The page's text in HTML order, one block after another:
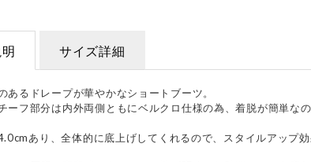
サイズ詳細
あるドレープが華やかなショートブーツ。
ーフ部分は内外両側ともにベルクロ仕様の為、着脱が簡単な
あり、全体的に底上げしてくれるので、スタイルアップ